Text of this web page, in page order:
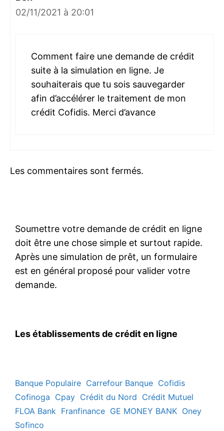
02/11/2021 à 20:01
Comment faire une demande de crédit
suite à la simulation en ligne. Je
souhaiterais que tu sois sauvegarder
afin d’accélérer le traitement de mon
crédit Cofidis. Merci d’avance
Les commentaires sont fermés.
Soumettre votre demande de crédit en ligne
doit être une chose simple et surtout rapide.
Après une simulation de prêt, un formulaire
est en général proposé pour valider votre
demande.
Les établissements de crédit en ligne
Banque Populaire Carrefour Banque Cofidis
Cofinoga Cpay Crédit du Nord Crédit Mutuel
FLOA Bank Franfinance GE MONEY BANK Oney
Sofinco